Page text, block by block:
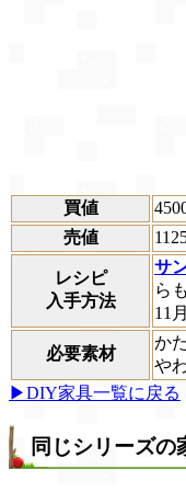
買値
売値
レシピ
入手方法
サ
ら
11
必要素材
か
や
▶DIY家具一覧に戻る
同じシリーズの